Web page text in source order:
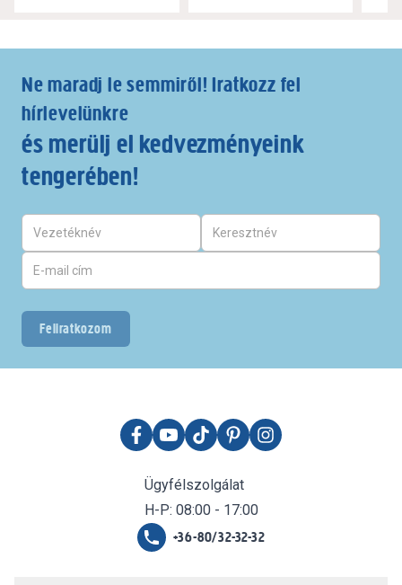
Ne maradj le semmiről! Iratkozz fel
hírlevelünkre
és merülj el kedvezményeink
tengerében!
Feliratkozom
Ügyfélszolgálat
H-P: 08:00 - 17:00
+36-80/32-32-32